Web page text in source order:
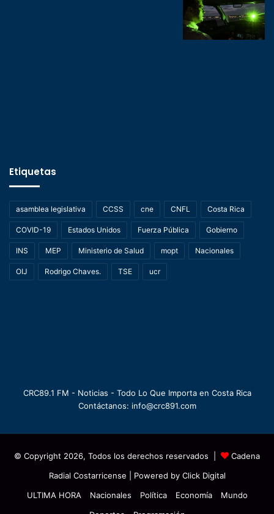
Etiquetas
asamblea legislativa CCSS cne CNFL Costa Rica
COVID-19 Estados Unidos Fuerza Pública Gobierno
INS MEP Ministerio de Salud mopt Nacionales
OIJ Rodrigo Chaves. TSE ucr
CRC89.1 FM - Noticias - Todo Lo Que Importa en Costa Rica
Contáctanos: info@crc891.com
© Copyright 2026, Todos los derechos reservados |
Cadena
Radial Costarricense | Powered by Click Digital
ULTIMA HORA
Nacionales Política Economía
Mundo